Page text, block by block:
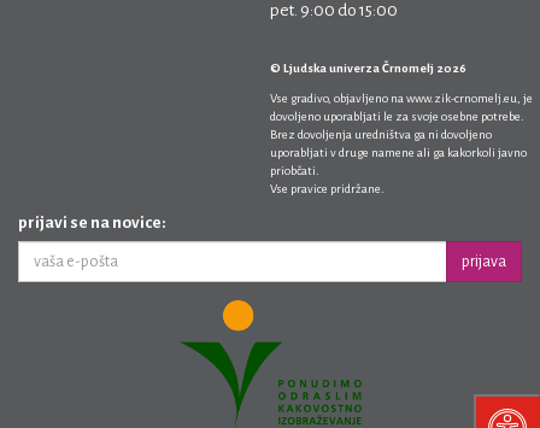
pet. 9:00 do 15:00
© Ljudska univerza Črnomelj 2026
Vse gradivo, objavljeno na www.zik-crnomelj.eu , je
dovoljeno uporabljati le za svoje osebne potrebe.
Brez dovoljenja uredništva ga ni dovoljeno
uporabljati v druge namene ali ga kakorkoli javno
priobčati.
Vse pravice pridržane.
prijavi se na novice:
prijava